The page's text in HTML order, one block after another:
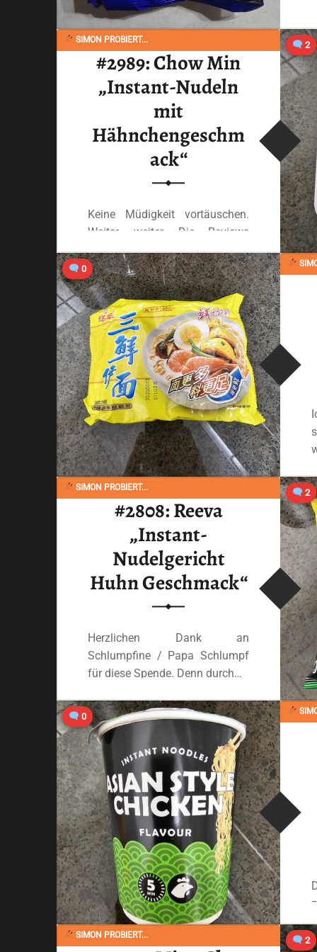
2
SIMON PROBIERT...
#2989: Chow Min
„Instant-Nudeln
mit
Hähnchengeschm
ack“
Keine Müdigkeit vortäuschen.
Weiter, weiter. Die Reviews
schreiben sich leider nicht von…
Ganzes Review lesen“#2989: Chow Min „Instant-Nudeln mit
…
0
2
SIMON PROBIERT...
#2808: Reeva
„Instant-
Nudelgericht
Huhn Geschmack“
Herzlichen Dank an
Schlumpfine / Papa Schlumpf
für diese Spende. Denn durch…
Ganzes Review lesen“#2808: Reeva „Instant-Nudelgericht Huhn Geschmack“”
…
0
2
SIMON PROBIERT...